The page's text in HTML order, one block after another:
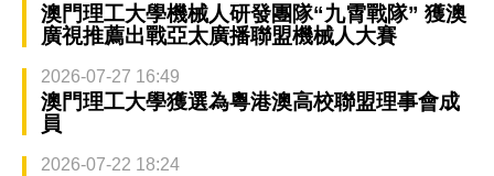
澳門理工大學機械人研發團隊“九霄戰隊” 獲澳
廣視推薦出戰亞太廣播聯盟機械人大賽
2026-07-27 16:49
澳門理工大學獲選為粵港澳高校聯盟理事會成
員
2026-07-22 18:24